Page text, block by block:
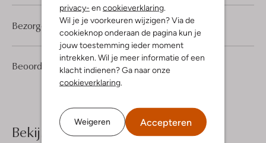
privacy- en cookieverklaring
Wil je je voorkeuren wijzigen? Via de
cookieknop onderaan de pagina kun je
jouw toestemming ieder moment
intrekken. Wil je meer informatie of een
klacht indienen? Ga naar onze
cookieverklaring
Weigeren Accepteren
Beoordelingen (1) 5
1
5
Sterren
Bezorgen & retourneren
Bekijk meer